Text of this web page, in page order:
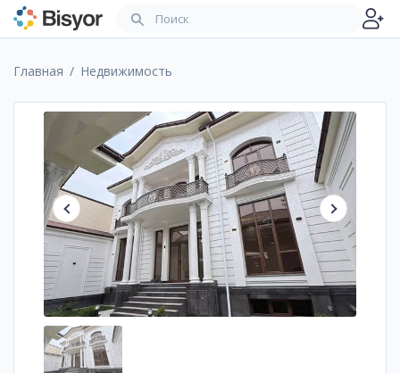
Главная Недвижимость